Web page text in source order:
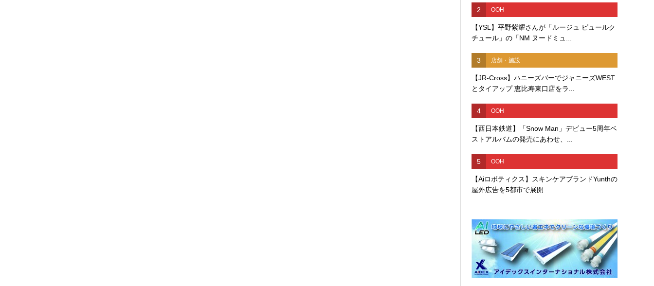
2 OOH
【YSL】平野紫耀さんが「ルージュ ピュールク
チュール」の「NM ヌードミュ...
3 店舗・施設
【JR-Cross】ハニーズバーでジャニーズWEST
とタイアップ 恵比寿東口店をラ...
4 OOH
【西日本鉄道】「Snow Man」デビュー5周年ベ
ストアルバムの発売にあわせ、...
5 OOH
【Aiロボティクス】スキンケアブランドYunthの
屋外広告を5都市で展開